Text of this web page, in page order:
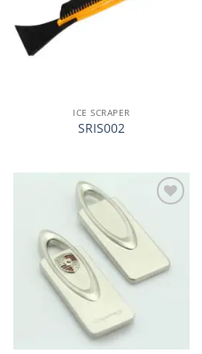
ICE SCRAPER
SRIS002